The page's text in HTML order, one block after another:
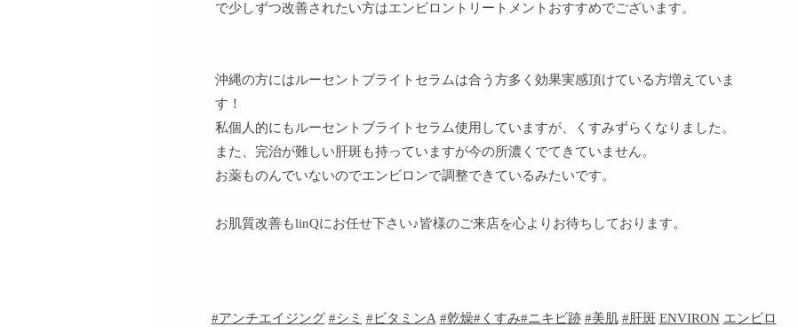
で少しずつ改善されたい方はエンビロントリートメントおすすめでございます。
沖縄の方にはルーセントブライトセラムは合う方多く効果実感頂けている方増えていま
す！
私個人的にもルーセントブライトセラム使用していますが、くすみずらくなりました。
また、完治が難しい肝斑も持っていますが今の所濃くでてきていません。
お薬ものんでいないのでエンビロンで調整できているみたいです。
お肌質改善もlinQにお任せ下さい♪皆様のご来店を心よりお待ちしております。
#アンチエイジング #シミ #ビタミンA #乾燥#くすみ#ニキビ跡 #美肌 #肝斑 ENVIRON エンビロ